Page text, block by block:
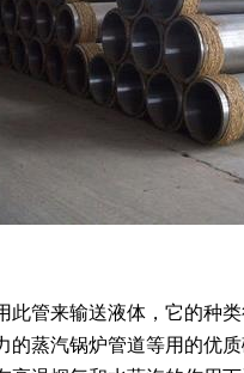
此管来输送液体，它的种
的蒸汽锅炉管道等用的优